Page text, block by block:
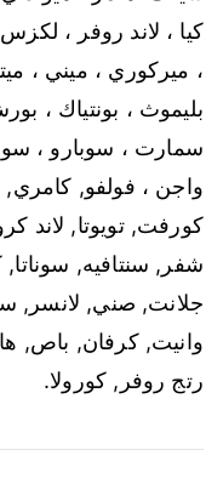
كيا ، لاند روفر ،
، ميركوري ، ميني ،
بليموث ، بونتياك ،
سمارت ، سوبارو ،
واجن ، فولفو,
كورفت, تويوتا, لاند
شفر, سنتافيه,
جلانت, صني, لانسر,
وانيت, كرفان, باص,
رتج روفر, كورولا.